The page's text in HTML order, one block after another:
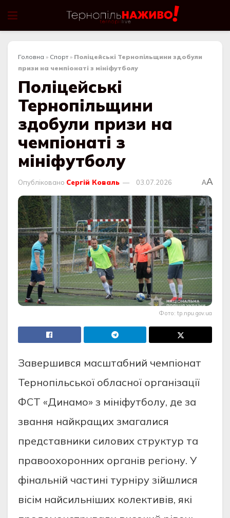
Головна » Спорт» Поліцейські Тернопільщини здобули
призи на чемпіонаті з мініфутболу
Поліцейські
Тернопільщини
здобули призи на
чемпіонаті з
мініфутболу
Опубліковано Сергій Коваль 03.07.2026 AA
Фото: tp.npu.gov.ua
Завершився масштабний чемпіонат
Тернопільської обласної організації
ФСТ «Динамо» з мініфутболу, де за
звання найкращих змагалися
представники силових структур та
правоохоронних органів регіону. У
фінальній частині турніру зійшлися
вісім найсильніших колективів, які